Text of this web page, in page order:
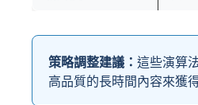
策略調整建議： 這些演算
高品質的長時間內容來獲